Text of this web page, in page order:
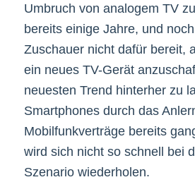
Umbruch von analogem TV
bereits einige Jahre, und
Zuschauer nicht dafür bereit,
ein neues TV-Gerät
neuesten Trend hinterher zu
Smartphones durch das
Mobilfunkverträge bereits
wird sich nicht so schnell bei
Szenario wiederholen.